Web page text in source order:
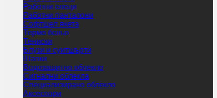
Работни елеци
Работни панталони
Софтшел якета
Термо бельо
Тениски
Блузи и суитшърти
Шапки
Водозащитно облекло
Сигнални облекла
Специализирано облекло
Аксесоари